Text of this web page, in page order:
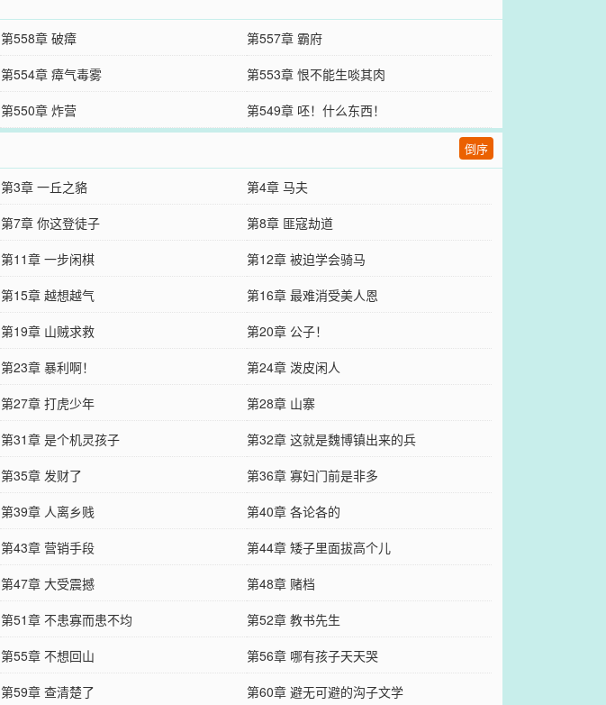
第558章 破瘴
第557章 霸府
第554章 瘴气毒雾
第553章 恨不能生啖其肉
第550章 炸营 第549章 呸！什么东西！
倒序
第3章 一丘之貉
第4章 马夫
第7章 你这登徒子
第8章 匪寇劫道
第11章 一步闲棋
第12章 被迫学会骑马
第15章 越想越气
第16章 最难消受美人恩
第19章 山贼求救
第20章 公子！
第23章 暴利啊！
第24章 泼皮闲人
第27章 打虎少年
第28章 山寨
第31章 是个机灵孩子
第32章 这就是魏博镇出来的兵
第35章 发财了
第36章 寡妇门前是非多
第39章 人离乡贱
第40章 各论各的
第43章 营销手段
第44章 矮子里面拔高个儿
第47章 大受震撼
第48章 赌档
第51章 不患寡而患不均
第52章 教书先生
第55章 不想回山
第56章 哪有孩子天天哭
第59章 查清楚了
第60章 避无可避的沟子文学